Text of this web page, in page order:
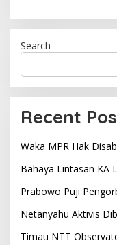
Search
Recent
Waka MPR Hak
Bahaya Lintasan KA
Prabowo Puji
Netanyahu Aktivis
Timau NTT